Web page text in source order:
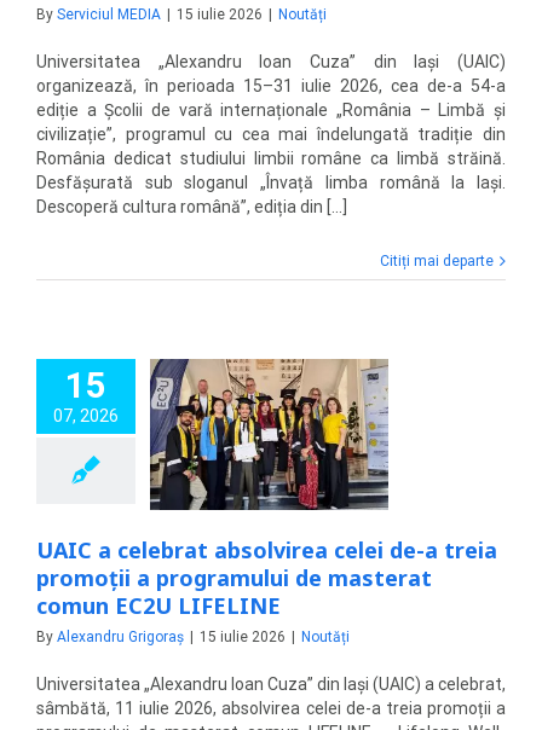
By Serviciul MEDIA 15 iulie 2026 Noutăți
Universitatea „Alexandru Ioan Cuza” din Iași (UAIC)
organizează, în perioada 15–31 iulie 2026, cea de-a 54-a
ediție a Școlii de vară internaționale „România – Limbă și
civilizație”, programul cu cea mai îndelungată tradiție din
România dedicat studiului limbii române ca limbă străină.
Desfășurată sub sloganul „Învață limba română la Iași.
Descoperă cultura română”, ediția din [...]
Citiți mai departe
15
07, 2026
a celebrat
celei de-a
de masterat
UAIC a celebrat absolvirea celei de-a treia
promoții a programului de masterat
comun EC2U LIFELINE
By Alexandru Grigoraș | 15 iulie 2026 | Noutăți
Universitatea „Alexandru Ioan Cuza” din Iași (UAIC) a celebrat,
sâmbătă, 11 iulie 2026, absolvirea celei de-a treia promoții a